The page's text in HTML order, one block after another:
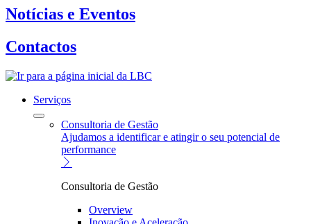
Notícias e Eventos
Contactos
Serviços
Consultoria de Gestão
Ajudamos a identificar e atingir o seu potencial de
performance
Consultoria de Gestão
Overview